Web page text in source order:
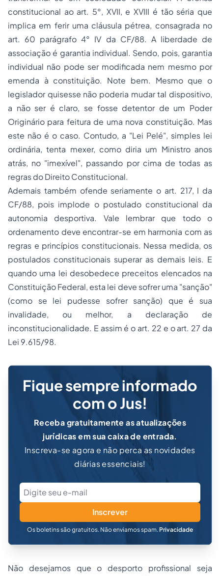
constitucional ao art. 5°, XVII, e XVIII é tão séria que
implica em ferir uma cláusula pétrea, consagrada no
art. 60 parágrafo 4° IV da CF/88. A liberdade de
associação é garantia individual. Sendo, pois, garantia
individual não pode ser modificada nem mesmo por
emenda à constituição. Note bem. Mesmo que o
legislador quisesse não poderia mudar tal dispositivo,
a não ser é claro, se fosse detentor de um Poder
Originário para feitura de uma nova constituição. Mas
este não é o caso. Contudo, a "Lei Pelé", simples lei
ordinária, tenta mexer, como diria um Ministro anos
atrás, no "imexível", passando por cima de todas as
regras do Direito Constitucional.
Ademais também ofende seriamente o art. 217, I da
CF/88, pois implode o postulado constitucional da
autonomia desportiva. Vale lembrar que todo o
ordenamento deve encontrar-se em harmonia com as
regras e princípios constitucionais. Nessa medida, os
postulados constitucionais superar as demais leis. E
quando uma lei desobedece preceitos elencados na
Constituição Federal, esta lei deve sofrer uma "sanção"
(como se lei pudesse sofrer sanção) que é sua
invalidade, ou melhor, a declaração de
inconstitucionalidade. E assim é o art. 22 e o art. 27 da
Lei 9.615/98.
Fique sempre informado
com o Jus!
Receba gratuitamente as atualizações
jurídicas em sua caixa de entrada.
Inscreva-se agora e não perca as novidades
diárias essenciais!
Inscrever
Os boletins são gratuitos. Não enviamos spam. Privacidade
Não desejamos que o desporto profissional seja